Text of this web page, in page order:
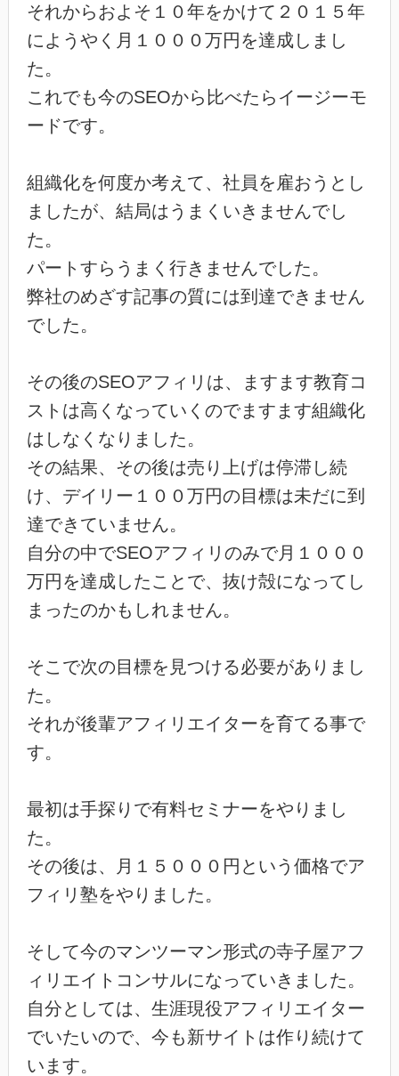
それからおよそ１０年をかけて２０１５年
にようやく月１０００万円を達成しまし
た。
これでも今のSEOから比べたらイージーモ
ードです。
組織化を何度か考えて、社員を雇おうとし
ましたが、結局はうまくいきませんでし
た。
パートすらうまく行きませんでした。
弊社のめざす記事の質には到達できません
でした。
その後のSEOアフィリは、ますます教育コ
ストは高くなっていくのでますます組織化
はしなくなりました。
その結果、その後は売り上げは停滞し続
け、デイリー１００万円の目標は未だに到
達できていません。
自分の中でSEOアフィリのみで月１０００
万円を達成したことで、抜け殻になってし
まったのかもしれません。
そこで次の目標を見つける必要がありまし
た。
それが後輩アフィリエイターを育てる事で
す。
最初は手探りで有料セミナーをやりまし
た。
その後は、月１５０００円という価格でア
フィリ塾をやりました。
そして今のマンツーマン形式の寺子屋アフ
ィリエイトコンサルになっていきました。
自分としては、生涯現役アフィリエイター
でいたいので、今も新サイトは作り続けて
います。